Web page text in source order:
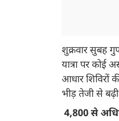
शुक्रवार सुबह
यात्रा पर कोई
आधार शिविरों
भीड़ तेजी से
4,800 से